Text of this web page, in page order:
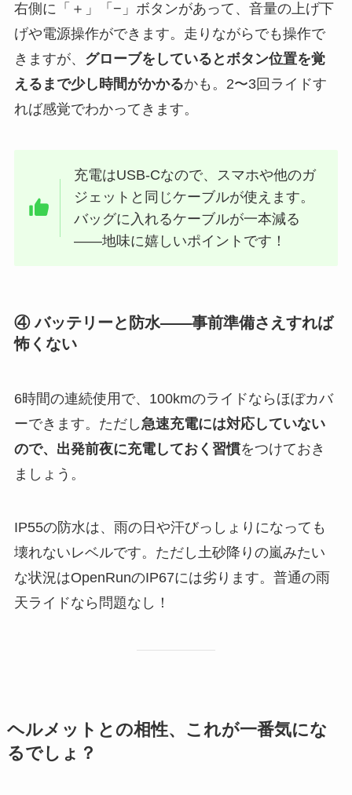
右側に「＋」「−」ボタンがあって、音量の上げ下
げや電源操作ができます。走りながらでも操作で
きますが、 グローブをしているとボタン位置を覚
えるまで少し時間がかかるかも。2〜3回ライドす
れば感覚でわかってきます。
充電はUSB-Cなので、スマホや他のガ
ジェットと同じケーブルが使えます。
バッグに入れるケーブルが一本減る
——地味に嬉しいポイントです！
④ バッテリーと防水——事前準備さえすれば
怖くない
6時間の連続使用で、100kmのライドならほぼカバ
ーできます。ただし急速充電には対応していない
ので、出発前夜に充電しておく習慣をつけておき
ましょう。
IP55の防水は、雨の日や汗びっしょりになっても
壊れないレベルです。ただし土砂降りの嵐みたい
な状況はOpenRunのIP67には劣ります。普通の雨
天ライドなら問題なし！
ヘルメットとの相性、これが一番気にな
るでしょ？